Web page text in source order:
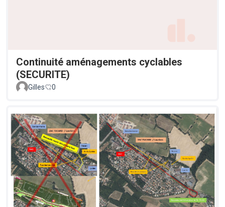
Continuité aménagements cyclables
(SECURITE)
Gilles 0